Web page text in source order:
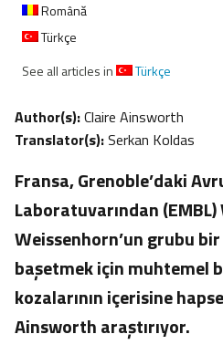
Română
Türkçe
See all articles in
Türkçe
Author(s):Claire Ainsworth
Translator(s):Serkan Koldas
Fransa, Grenoble’daki
Laboratuvarından
Weissenhorn’un grubu
başetmek için muhtemel
kozalarının içerisine
Ainsworth araştırıyor.